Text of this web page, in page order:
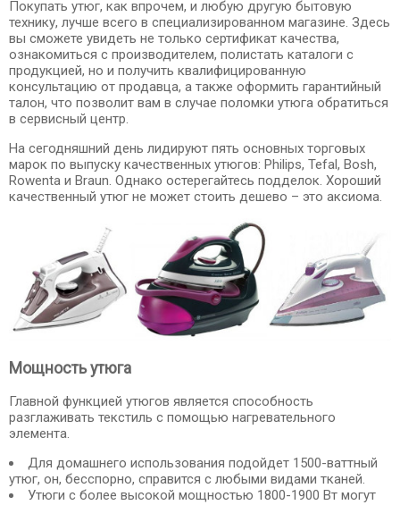
Покупать утюг, как впрочем, и любую другую бытовую
технику, лучше всего в специализированном магазине. Здесь
вы сможете увидеть не только сертификат качества,
ознакомиться с производителем, полистать каталоги с
продукцией, но и получить квалифицированную
консультацию от продавца, а также оформить гарантийный
талон, что позволит вам в случае поломки утюга обратиться
в сервисный центр.
На сегодняшний день лидируют пять основных торговых
марок по выпуску качественных утюгов: Philips, Tefal, Bosh,
Rowenta и Braun. Однако остерегайтесь подделок. Хороший
качественный утюг не может стоить дешево – это аксиома.
Мощность утюга
Главной функцией утюгов является способность
разглаживать текстиль с помощью нагревательного
элемента.
Для домашнего использования подойдет 1500-ваттный
утюг, он, бесспорно, справится с любыми видами тканей.
Утюги с более высокой мощностью 1800-1900 Вт могут